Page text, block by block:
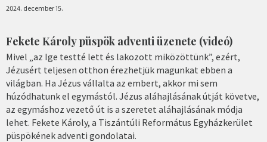
2024. december 15.
Fekete Károly püspök adventi üzenete (videó)
Mivel „az Ige testté lett és lakozott miközöttünk”, ezért,
Jézusért teljesen otthon érezhetjük magunkat ebben a
világban. Ha Jézus vállalta az embert, akkor mi sem
húzódhatunk el egymástól. Jézus aláhajlásának útját követve,
az egymáshoz vezető út is a szeretet aláhajlásának módja
lehet. Fekete Károly, a Tiszántúli Református Egyházkerület
püspökének adventi gondolatai.